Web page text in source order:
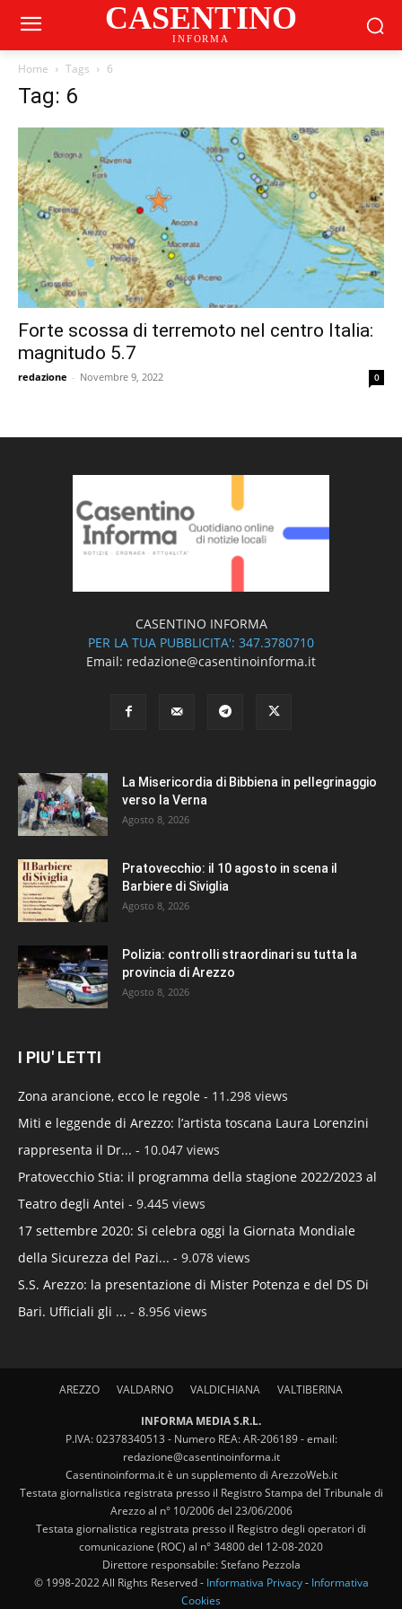
CASENTINO
INFORMA
Home Tags 6
Tag: 6
Forte scossa di terremoto nel centro Italia:
magnitudo 5.7
redazione - Novembre 9, 2022 0
CASENTINO INFORMA
PER LA TUA PUBBLICITA': 347.3780710
Email: redazione@casentinoinforma.it
La Misericordia di Bibbiena in pellegrinaggio
verso la Verna
Agosto 8, 2026
Pratovecchio: il 10 agosto in scena il
Barbiere di Siviglia
Agosto 8, 2026
Polizia: controlli straordinari su tutta la
provincia di Arezzo
Agosto 8, 2026
I PIU' LETTI
Zona arancione, ecco le regole - 11.298 views
Miti e leggende di Arezzo: l’artista toscana Laura Lorenzini
rappresenta il Dr... - 10.047 views
Pratovecchio Stia: il programma della stagione 2022/2023 al
Teatro degli Antei - 9.445 views
17 settembre 2020: Si celebra oggi la Giornata Mondiale
della Sicurezza del Pazi... - 9.078 views
S.S. Arezzo: la presentazione di Mister Potenza e del DS Di
Bari. Ufficiali gli ... - 8.956 views
AREZZO VALDARNO VALDICHIANA VALTIBERINA
INFORMA MEDIA S.R.L.
P.IVA: 02378340513 - Numero REA: AR-206189 - email:
redazione@casentinoinforma.it
Casentinoinforma.it è un supplemento di ArezzoWeb.it
Testata giornalistica registrata presso il Registro Stampa del Tribunale di
Arezzo al n° 10/2006 del 23/06/2006
Testata giornalistica registrata presso il Registro degli operatori di
comunicazione (ROC) al n° 34800 del 12-08-2020
Direttore responsabile: Stefano Pezzola
© 1998-2022 All Rights Reserved - Informativa Privacy- Informativa
Cookies